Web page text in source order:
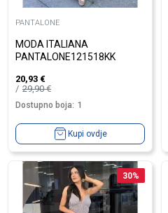
PANTALONE
MODA ITALIANA
PANTALONE121518KK
20,93 €
29,90€
Dostupno boja: 1
Kupi ovdje
30%